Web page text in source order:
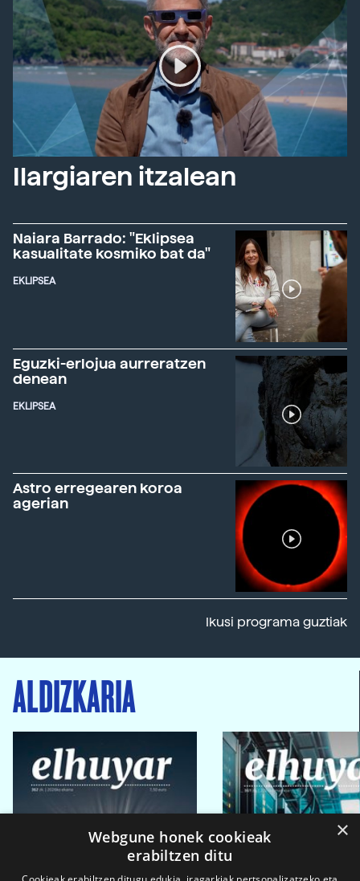
Ilargiaren itzalean
Naiara Barrado: "Eklipsea
kasualitate kosmiko bat da"
EKLIPSEA
Eguzki-erlojua aurreratzen
denean
EKLIPSEA
Astro erregearen koroa
agerian
Ikusi programa guztiak
ALDIZKARIA
×
Webgune honek cookieak
erabiltzen ditu